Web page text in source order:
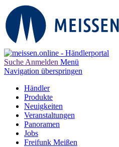
Suche Anmelden Menü
Navigation überspringen
Händler
Produkte
Neuigkeiten
Veranstaltungen
Panoramen
Jobs
Freifunk Meißen